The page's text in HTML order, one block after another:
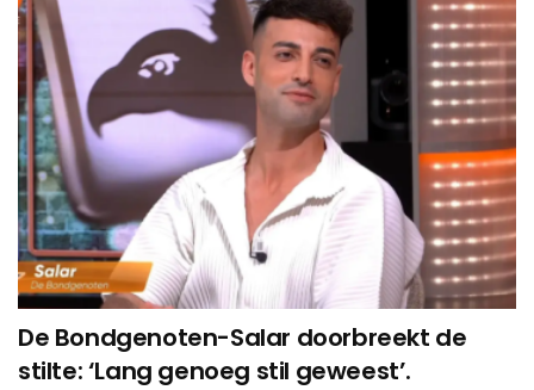
De Bondgenoten-Salar doorbreekt de
stilte: ‘Lang genoeg stil geweest’.